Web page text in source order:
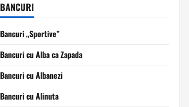
BANCURI
Bancuri „Sportive”
Bancuri cu Alba ca Zapada
Bancuri cu Albanezi
Bancuri cu Alinuta